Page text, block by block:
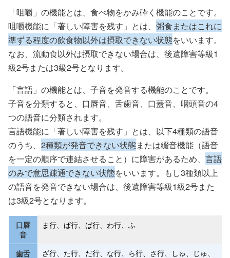
「咀嚼」の機能とは、食べ物をかみ砕く機能のことです。
咀嚼機能に「著しい障害を残す」とは、 粥食またはこれに
準ずる程度の飲食物以外は摂取できない状態をいいます。
なお、流動食以外は摂取できない場合は、後遺障害等級1
級2号または3級2号となります。
「言語」の機能とは、子音を発音する機能のことです。
子音を分類すると、口唇音、舌歯音、口蓋音、咽頭音の4
つの語音に分類されます。
言語機能に「著しい障害を残す」とは、以下4種類の語音
のうち、 2種類が発音できない状態または綴音機能（語音
を一定の順序で連結させること）に障害があるため、 言語
のみで意思疎通できない状態をいいます。もし3種類以上
の語音を発音できない場合は、後遺障害等級1級2号また
は3級2号となります。
口唇
音
ま行、ば行、ぱ行、わ行、ふ
歯舌
ざ行、た行、だ行、な行、ら行、さ行、しゅ、じゅ、